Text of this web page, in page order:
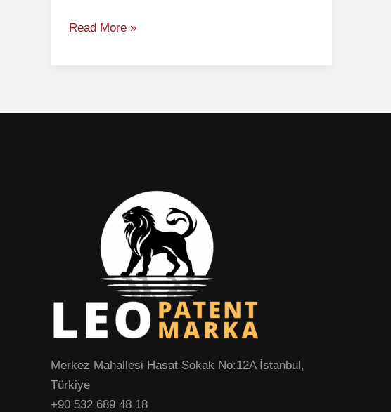
用
步
Read More »
Merkez Mahallesi Hasat Sokak No:12A İstanbul,
Türkiye
+90 532 689 48 18